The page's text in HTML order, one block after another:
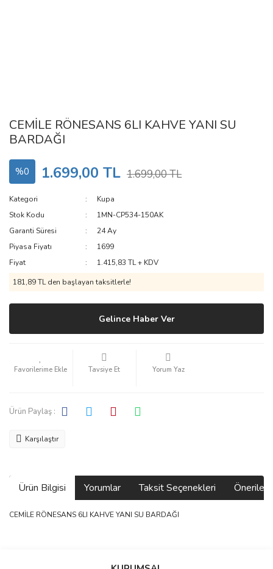
CEMİLE RÖNESANS 6LI KAHVE YANI SU
BARDAĞI
%0 1.699,00 TL 1.699,00 TL
Kategori
Kupa
Stok Kodu
1MN-CP534-150AK
Garanti Süresi
24 Ay
Piyasa Fiyatı
1699
Fiyat
1.415,83 TL + KDV
181,89 TL den başlayan taksitlerle!
Gelince Haber Ver
Tavsiye Et Yorum Yaz
Ürün Paylaş :
Karşılaştır
Ürün Bilgisi Yorumlar Taksit Seçenekleri
CEMİLE RÖNESANS 6LI KAHVE YANI SU BARDAĞI
Bu ürüne ilk yorumu siz yapın!